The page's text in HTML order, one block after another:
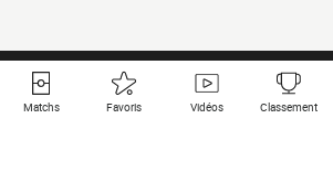
Matchs Favoris Vidéos Classement